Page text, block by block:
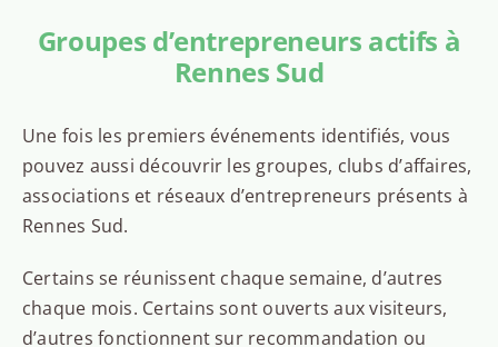
Groupes d’entrepreneurs actifs à
Rennes Sud
Une fois les premiers événements identifiés, vous
pouvez aussi découvrir les groupes, clubs d’affaires,
associations et réseaux d’entrepreneurs présents à
Rennes Sud.
Certains se réunissent chaque semaine, d’autres
chaque mois. Certains sont ouverts aux visiteurs,
d’autres fonctionnent sur recommandation ou